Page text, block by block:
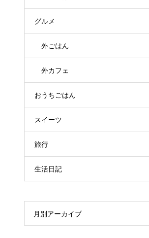
グルメ
外ごはん
外カフェ
おうちごはん
スイーツ
旅行
生活日記
月別アーカイブ